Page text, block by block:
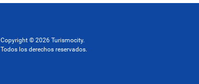
Copyright © 2026 Turismocity.
Todos los derechos reservados.